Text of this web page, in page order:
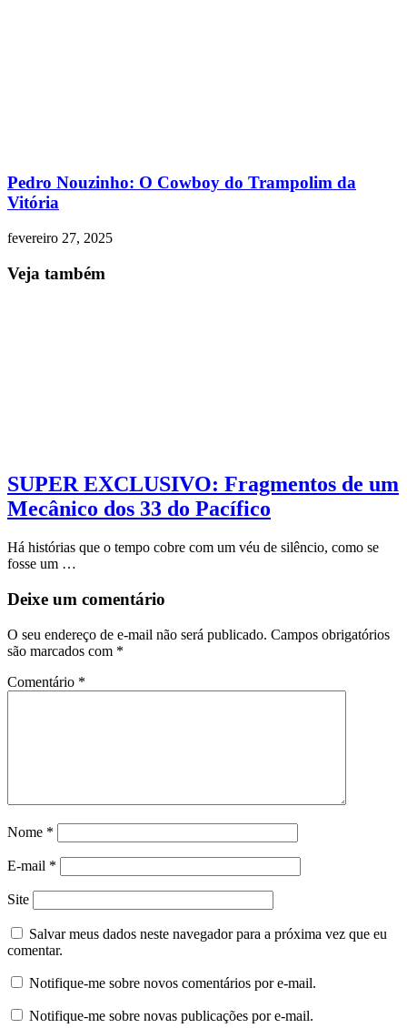
Pedro Nouzinho: O Cowboy do Trampolim da
Vitória
fevereiro 27, 2025
Veja também
SUPER EXCLUSIVO: Fragmentos de um
Mecânico dos 33 do Pacífico
Há histórias que o tempo cobre com um véu de silêncio, como se
fosse um …
Deixe um comentário
O seu endereço de e-mail não será publicado. Campos obrigatórios
são marcados com *
Comentário *
Nome *
E-mail *
Site
Salvar meus dados neste navegador para a próxima vez que eu
comentar.
Notifique-me sobre novos comentários por e-mail.
Notifique-me sobre novas publicações por e-mail.